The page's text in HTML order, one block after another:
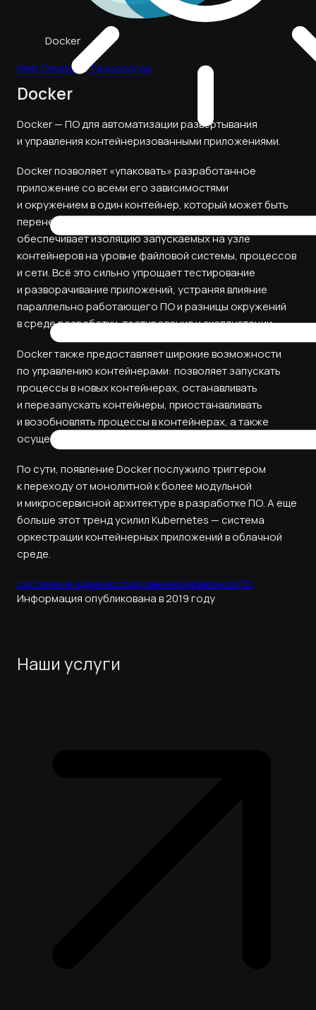
Docker
Web Creator
→Технологии
Docker
Docker — ПО для автоматизации развёртывания
и управления контейнеризованными приложениями.
Docker позволяет «упаковать» разработанное
приложение со всеми его зависимостями
и окружением в один контейнер, который может быть
перенесён и запущен на другой системе. Docker
обеспечивает изоляцию запускаемых на узле
контейнеров на уровне файловой системы, процессов
и сети. Всё это сильно упрощает тестирование
и разворачивание приложений, устраняя влияние
параллельно работающего ПО и разницы окружений
в среде разработки, тестирования и эксплуатации.
Docker также предоставляет широкие возможности
по управлению контейнерами: позволяет запускать
процессы в новых контейнерах, останавливать
и перезапускать контейнеры, приостанавливать
и возобновлять процессы в контейнерах, а также
осуществлять мониторинг запущенных контейнеров.
По сути, появление Docker послужило триггером
к переходу от монолитной к более модульной
и микросервисной архитектуре в разработке ПО. А еще
больше этот тренд усилил Kubernetes — система
оркестрации контейнерных приложений в облачной
среде.
системное администрированиесерверное ПО
Информация опубликована в 2019 году
Наши услуги